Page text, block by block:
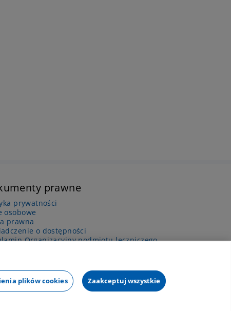
prawne
prywatności
osobowe
prawna
o dostępności
Organizacyjny podmiotu leczniczego
plików cookies Zaakceptuj wszystkie